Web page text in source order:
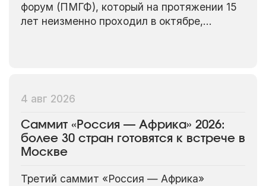
форум (ПМГФ), который на протяжении 15
лет неизменно проходил в октябре,
4 авг 2026
Саммит «Россия — Африка» 2026:
более 30 стран готовятся к встрече в
Москве
Третий саммит «Россия — Африка»